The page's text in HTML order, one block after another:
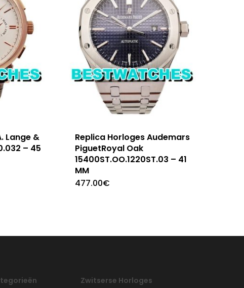
Lange &
– 45
Replica Horloges Audemars
PiguetRoyal Oak
15400ST.OO.1220ST.03 – 41
MM
477.00€
Zwitserse Horloges